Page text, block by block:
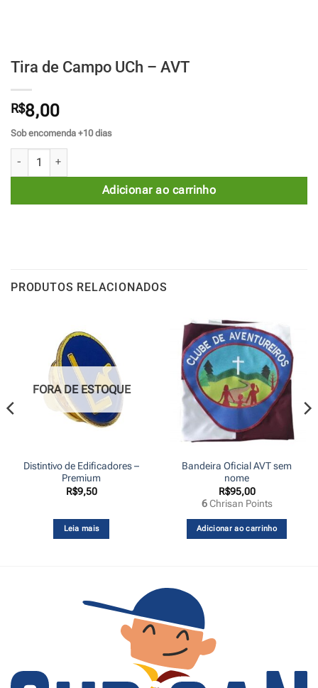
Tira de Campo UCh – AVT
R$8,00
Sob encomenda +10 dias
Tira de Campo UCh - AVT quantidade
Adicionar ao carrinho
PRODUTOS RELACIONADOS
FORA DE ESTOQUE
Distintivo de Edificadores –
Premium
R$9,50
Leia mais
Bandeira Oficial AVT sem
nome
R$95,00
6Chrisan Points
Adicionar ao carrinho